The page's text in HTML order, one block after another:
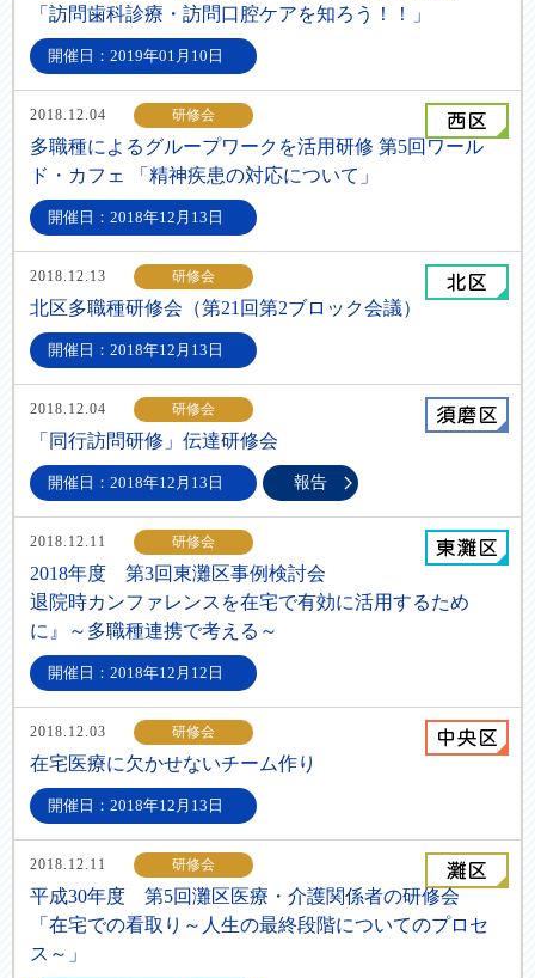
「訪問歯科診療・訪問口腔ケアを知ろう！！」
開催日：2019年01月10日
2018.12.04 研修会
多職種によるグループワークを活用研修 第5回ワール
ド・カフェ 「精神疾患の対応について」
開催日：2018年12月13日
2018.12.13 研修会
北区多職種研修会（第21回第2ブロック会議）
開催日：2018年12月13日
2018.12.04 研修会
「同行訪問研修」伝達研修会
開催日：2018年12月13日 報告
2018.12.11 研修会
2018年度 第3回東灘区事例検討会
退院時カンファレンスを在宅で有効に活用するため
に』～多職種連携で考える～
開催日：2018年12月12日
2018.12.03 研修会
在宅医療に欠かせないチーム作り
開催日：2018年12月13日
2018.12.11 研修会
平成30年度 第5回灘区医療・介護関係者の研修会
「在宅での看取り～人生の最終段階についてのプロセ
ス～」